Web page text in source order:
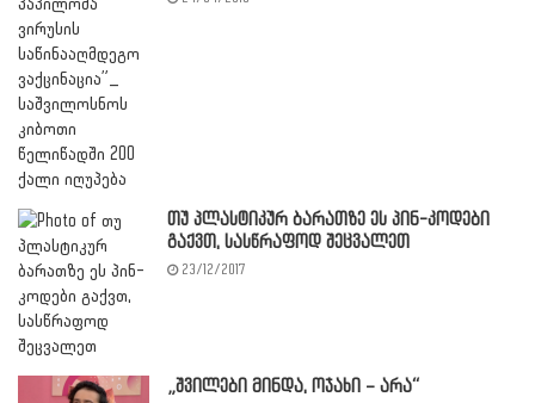
თუ პლასტიკურ ბარათზე ეს პინ-კოდები
გაქვთ, სასწრაფოდ შეცვალეთ
23/12/2017
„შვილები მინდა, ოჯახი – არა“